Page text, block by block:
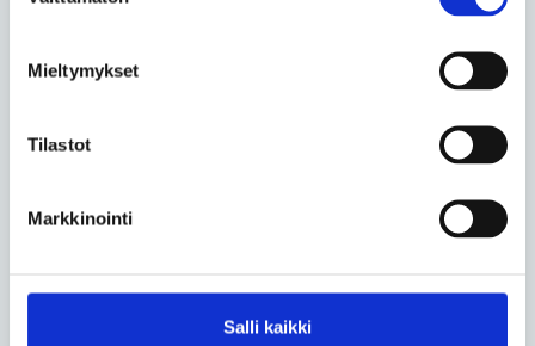
Mieltymykset
Tilastot
Markkinointi
Salli kaikki
Niina Bellin kirjoittama
suomeksi ja ruotsiksi yhteensä 17 000 kappaleen
painos, ja sen kuvituksesta, tehtävistä ja graafisesta
Vasquez.